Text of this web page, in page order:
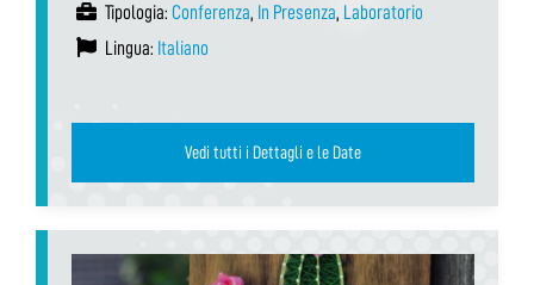
Tipologia: Conferenza, In Presenza, Laboratorio
Lingua: Italiano
Vedi tutti i Dettagli e le Date